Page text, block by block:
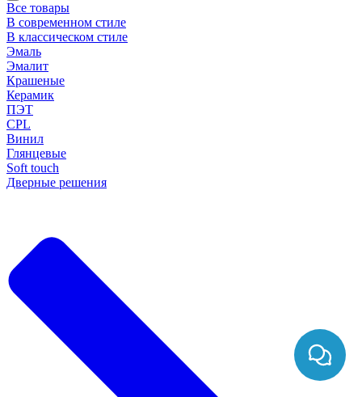
Все товары
В современном стиле
В классическом стиле
Эмаль
Эмалит
Крашеные
Керамик
ПЭТ
CPL
Винил
Глянцевые
Soft touch
Дверные решения